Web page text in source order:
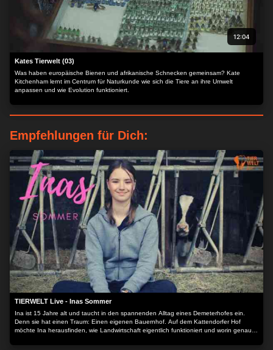
12:04
Kates Tierwelt (03)
Was haben europäische Bienen und afrikanische Schnecken gemeinsam? Kate
Kitchenham lernt im Centrum für Naturkunde wie sich die Tiere an ihre Umwelt
anpassen und wie Evolution funktioniert.
Empfehlungen für Dich:
TIERWELT Live - Inas Sommer
Ina ist 15 Jahre alt und taucht in den spannenden Alltag eines Demeterhofes ein.
Denn sie hat einen Traum: Einen eigenen Bauernhof. Auf dem Kattendorfer Hof
möchte Ina herausfinden, wie Landwirtschaft eigentlich funktioniert und worin genau